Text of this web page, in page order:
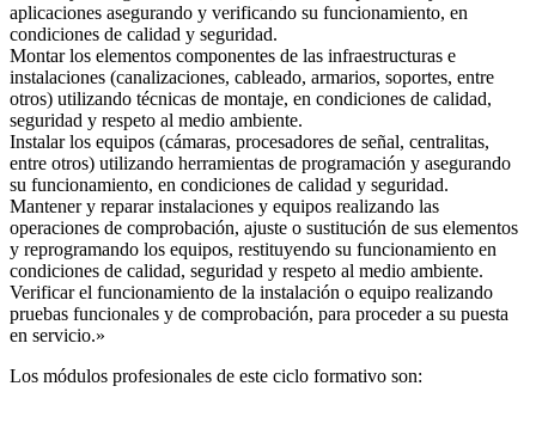
aplicaciones asegurando y verificando su funcionamiento, en
condiciones de calidad y seguridad.
Montar los elementos componentes de las infraestructuras e
instalaciones (canalizaciones, cableado, armarios, soportes, entre
otros) utilizando técnicas de montaje, en condiciones de calidad,
seguridad y respeto al medio ambiente.
Instalar los equipos (cámaras, procesadores de señal, centralitas,
entre otros) utilizando herramientas de programación y asegurando
su funcionamiento, en condiciones de calidad y seguridad.
Mantener y reparar instalaciones y equipos realizando las
operaciones de comprobación, ajuste o sustitución de sus elementos
y reprogramando los equipos, restituyendo su funcionamiento en
condiciones de calidad, seguridad y respeto al medio ambiente.
Verificar el funcionamiento de la instalación o equipo realizando
pruebas funcionales y de comprobación, para proceder a su puesta
en servicio.»
Los módulos profesionales de este ciclo formativo son: